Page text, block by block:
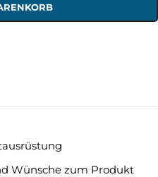
Wünsche zum Produkt